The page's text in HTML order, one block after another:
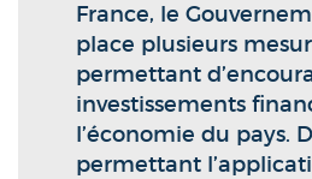
France, le
place plusieurs
permettant
investissements
l’économie du pays.
permettant